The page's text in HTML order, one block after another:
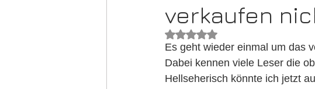
verkaufen
Mit NaN von 5 Sternen bewertet.
Es geht wieder einmal um das
Dabei kennen viele Leser die
Hellseherisch könnte ich jetzt